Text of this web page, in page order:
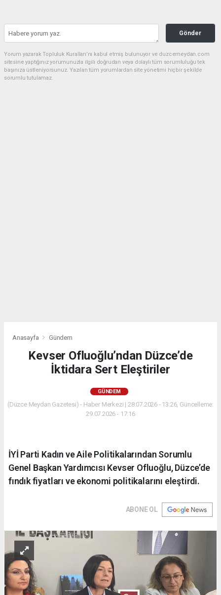
Gönder
Yorum yazarak Topluluk Kuralları’nı kabul etmiş bulunuyor ve duzcemeydan.com
sitesine yaptığınız yorumunuzla ilgili doğrudan veya dolaylı tüm sorumluluğu tek
başınıza üstleniyorsunuz. Yazılan tüm yorumlardan site yönetimi hiçbir şekilde
sorumlu tutulamaz.
Anasayfa Gündem
Kevser Ofluoğlu’ndan Düzce’de
İktidara Sert Eleştiriler
GÜNDEM
(Düzce Meydan Gazetesi) - Haber Merkezi | 28.07.2026 - 13:26, Güncelleme:
29.07.2026 - 17:16
İYİ Parti Kadın ve Aile Politikalarından Sorumlu
Genel Başkan Yardımcısı Kevser Ofluoğlu, Düzce’de
fındık fiyatları ve ekonomi politikalarını eleştirdi.
ABONE OL